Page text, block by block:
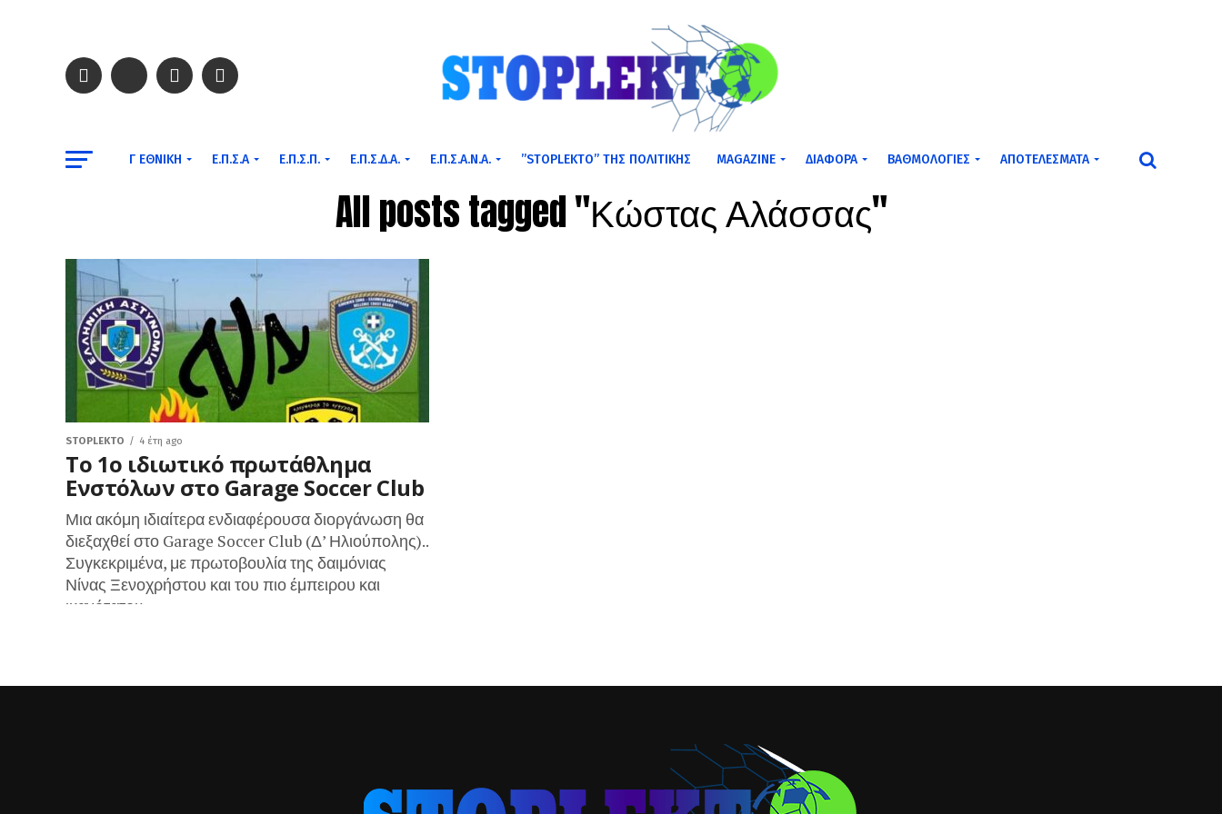
Γ ΕΘΝΙΚΉ Ε.Π.Σ.Α Ε.Π.Σ.Π. Ε.Π.Σ.Δ.Α. Ε.Π.Σ.Α.Ν.Α. ”STOPLEKTO” ΤΗΣ ΠΟΛΙΤΙΚΗΣ MAGAZINE ΔΙΆΦΟΡΑ ΒΑΘΜΟΛΟΓΊΕΣ ΑΠΟΤΕΛΈΣΜΑΤΑ
All posts tagged "Κώστας Αλάσσας"
STOPLEKTO 4 έτη ago
Το 1ο ιδιωτικό πρωτάθλημα
Ενστόλων στο Garage Soccer Club
Μια ακόμη ιδιαίτερα ενδιαφέρουσα διοργάνωση θα
διεξαχθεί στο Garage Soccer Club (Δ’ Ηλιούπολης)..
Συγκεκριμένα, με πρωτοβουλία της δαιμόνιας
Νίνας Ξενοχρήστου και του πιο έμπειρου και
ικανότατου...